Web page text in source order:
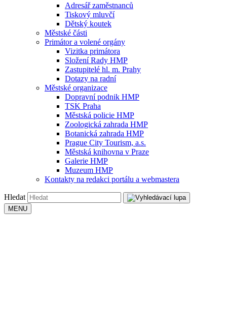
Adresář zaměstnanců
Tiskový mluvčí
Dětský koutek
Městské části
Primátor a volené orgány
Vizitka primátora
Složení Rady HMP
Zastupitelé hl. m. Prahy
Dotazy na radní
Městské organizace
Dopravní podnik HMP
TSK Praha
Městská policie HMP
Zoologická zahrada HMP
Botanická zahrada HMP
Prague City Tourism, a.s.
Městská knihovna v Praze
Galerie HMP
Muzeum HMP
Kontakty na redakci portálu a webmastera
Hledat
MENU